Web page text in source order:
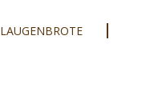
LAUGENBROTE